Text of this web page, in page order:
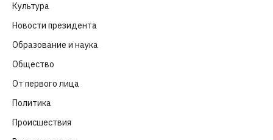
Культура
Новости президента
Образование и наука
Общество
От первого лица
Политика
Происшествия